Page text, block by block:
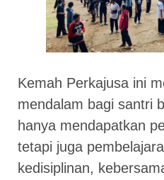
Kemah Perkajusa ini
mendalam bagi santri
hanya mendapatkan
tetapi juga
kedisiplinan,